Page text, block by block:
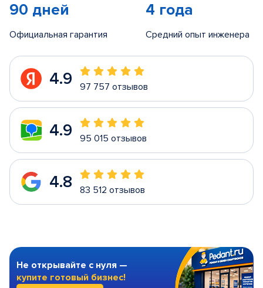
90 дней
Официальная гарантия
4 года
Средний опыт инженера
4.9 97 757 отзывов
4.9 95 015 отзывов
4.8 83 512 отзывов
Не открывайте с нуля —
купите готовый бизнес!